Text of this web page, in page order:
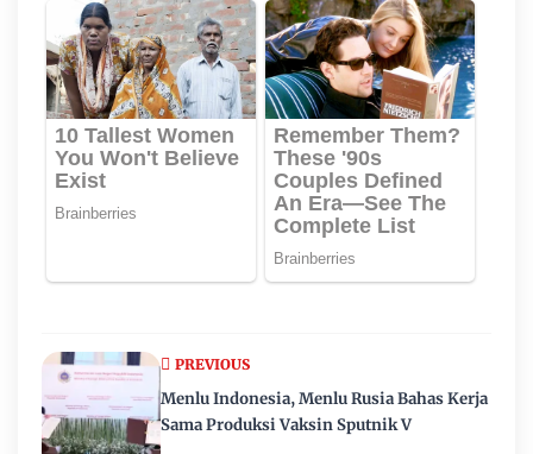
PREVIOUS
Menlu Indonesia, Menlu Rusia Bahas Kerja
Sama Produksi Vaksin Sputnik V